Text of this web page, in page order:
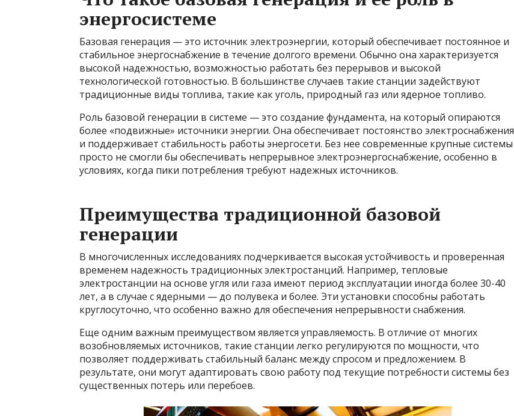
энергосистеме
Базовая генерация — это источник электроэнергии, который обеспечивает постоянное и
стабильное энергоснабжение в течение долгого времени. Обычно она характеризуется
высокой надежностью, возможностью работать без перерывов и высокой
технологической готовностью. В большинстве случаев такие станции задействуют
традиционные виды топлива, такие как уголь, природный газ или ядерное топливо.
Роль базовой генерации в системе — это создание фундамента, на который опираются
более «подвижные» источники энергии. Она обеспечивает постоянство электроснабжения
и поддерживает стабильность работы энергосети. Без нее современные крупные системы
просто не смогли бы обеспечивать непрерывное электроэнергоснабжение, особенно в
условиях, когда пики потребления требуют надежных источников.
Преимущества традиционной базовой
генерации
В многочисленных исследованиях подчеркивается высокая устойчивость и проверенная
временем надежность традиционных электростанций. Например, тепловые
электростанции на основе угля или газа имеют период эксплуатации иногда более 30-40
лет, а в случае с ядерными — до полувека и более. Эти установки способны работать
круглосуточно, что особенно важно для обеспечения непрерывности снабжения.
Еще одним важным преимуществом является управляемость. В отличие от многих
возобновляемых источников, такие станции легко регулируются по мощности, что
позволяет поддерживать стабильный баланс между спросом и предложением. В
результате, они могут адаптировать свою работу под текущие потребности системы без
существенных потерь или перебоев.